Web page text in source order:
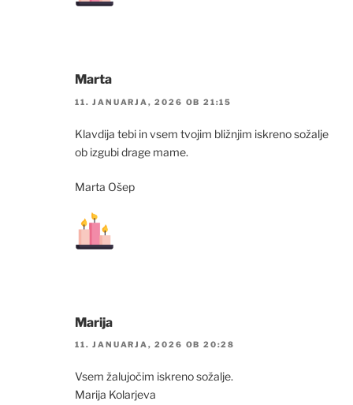
Marta
11. JANUARJA, 2026 OB 21:15
Klavdija tebi in vsem tvojim bližnjim iskreno sožalje
ob izgubi drage mame.
Marta Ošep
Marija
11. JANUARJA, 2026 OB 20:28
Vsem žalujočim iskreno sožalje.
Marija Kolarjeva